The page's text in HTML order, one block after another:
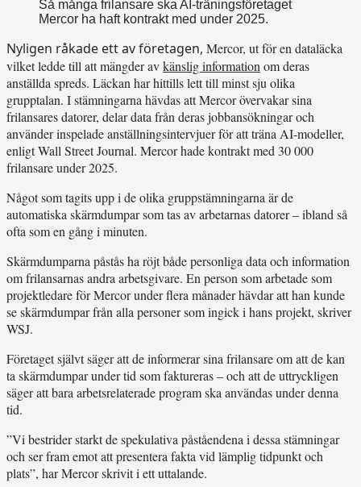
Så många frilansare ska AI-träningsföretaget
Mercor ha haft kontrakt med under 2025.
Nyligen råkade ett av företagen, Mercor, ut för en dataläcka
vilket ledde till att mängder avkänslig information om deras
anställda spreds. Läckan har hittills lett till minst sju olika
grupptalan. I stämningarna hävdas att Mercor övervakar sina
frilansares datorer, delar data från deras jobbansökningar och
använder inspelade anställningsintervjuer för att träna AI-modeller,
enligt Wall Street Journal. Mercor hade kontrakt med 30 000
frilansare under 2025.
Något som tagits upp i de olika gruppstämningarna är de
automatiska skärmdumpar som tas av arbetarnas datorer – ibland så
ofta som en gång i minuten.
Skärmdumparna påstås ha röjt både personliga data och information
om frilansarnas andra arbetsgivare. En person som arbetade som
projektledare för Mercor under flera månader hävdar att han kunde
se skärmdumpar från alla personer som ingick i hans projekt, skriver
WSJ.
Företaget självt säger att de informerar sina frilansare om att de kan
ta skärmdumpar under tid som faktureras – och att de uttryckligen
säger att bara arbetsrelaterade program ska användas under denna
tid.
”Vi bestrider starkt de spekulativa påståendena i dessa stämningar
och ser fram emot att presentera fakta vid lämplig tidpunkt och
plats”, har Mercor skrivit i ett uttalande.